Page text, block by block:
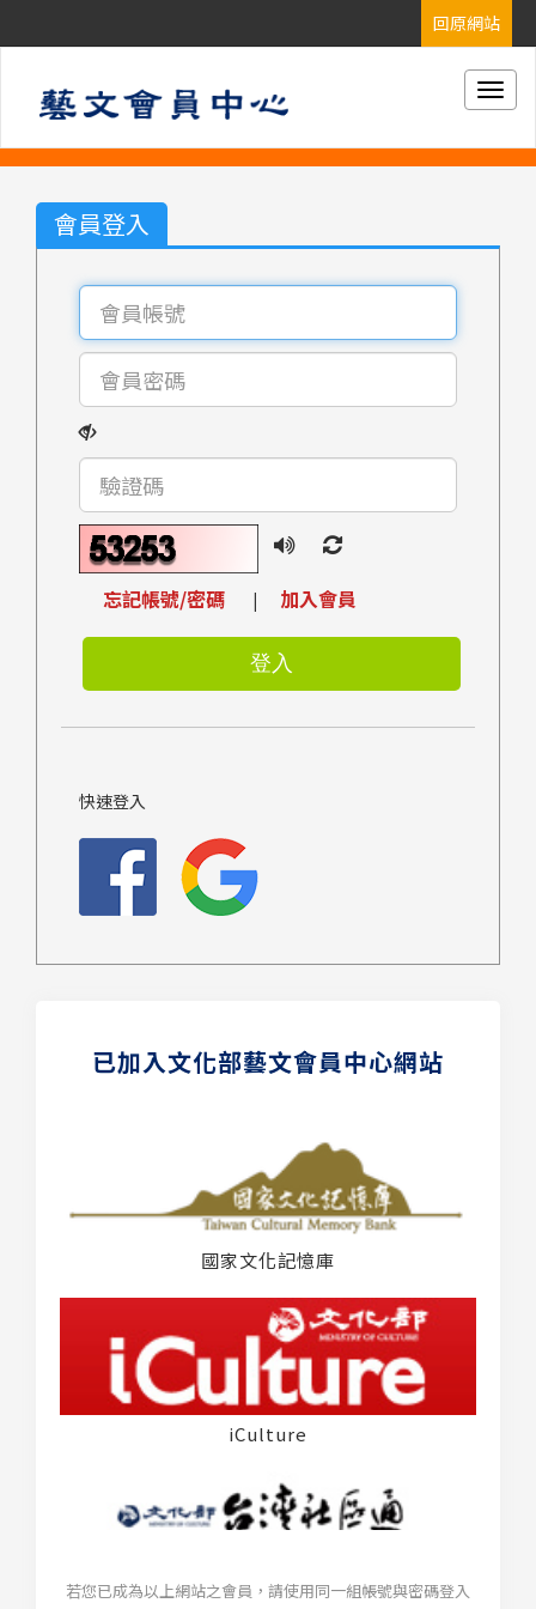
會員登入
忘記帳號/密碼 | 加入會員
快速登入
已加入文化部藝文會員中心網站
國家文化記憶庫
iCulture
若您已成為以上網站之會員，請使用同一組帳號與密碼登入